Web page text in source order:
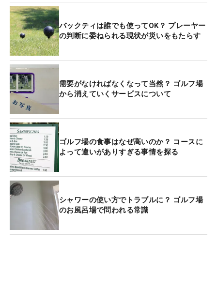
バックティは誰でも使ってOK？ プレーヤー
の判断に委ねられる現状が災いをもたらす
需要がなければなくなって当然？ ゴルフ場
から消えていくサービスについて
ゴルフ場の食事はなぜ高いのか？ コースに
よって違いがありすぎる事情を探る
シャワーの使い方でトラブルに？ ゴルフ場
のお風呂場で問われる常識